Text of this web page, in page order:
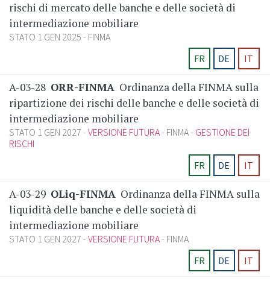
rischi di mercato delle banche e delle società di
intermediazione mobiliare
STATO 1 GEN 2025
FINMA
FR
DE IT
A-03-28 ORR-FINMA Ordinanza della FINMA sulla
ripartizione dei rischi delle banche e delle società di
intermediazione mobiliare
STATO 1 GEN 2027 VERSIONE FUTURA FINMA GESTIONE DEI
RISCHI
FR
DE IT
A-03-29 OLiq-FINMA Ordinanza della FINMA sulla
liquidità delle banche e delle società di
intermediazione mobiliare
STATO 1 GEN 2027 VERSIONE FUTURA FINMA
FR
DE IT